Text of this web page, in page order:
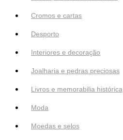
Cromos e cartas
Desporto
Interiores e decoração
Joalharia e pedras preciosas
Livros e memorabilia histórica
Moda
Moedas e selos